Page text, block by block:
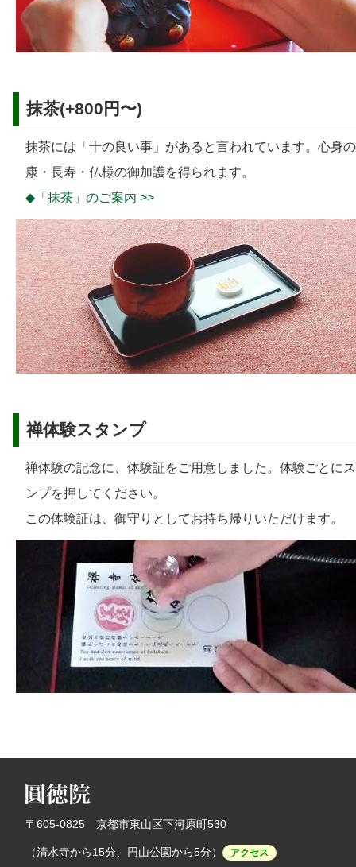
抹茶(+800円〜)
抹茶には「十の良い事」があると言われています。心身
康・長寿・仏様の御加護を得られます。
◆「抹茶」のご案内 >>
禅体験スタンプ
禅体験の記念に、体験証をご用意しました。体験ごとに
ンプを押してください。
この体験証は、御守りとしてお持ち帰りいただけます。
〒605-0825 京都市東山区下河原町530
（清水寺から15分、円山公園から5分） アクセス